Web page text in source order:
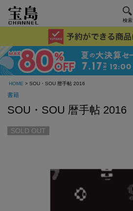
検索
HOME > SOU・SOU 暦手帖 2016
書籍
SOU・SOU 暦手帖 2016
SOLD OUT